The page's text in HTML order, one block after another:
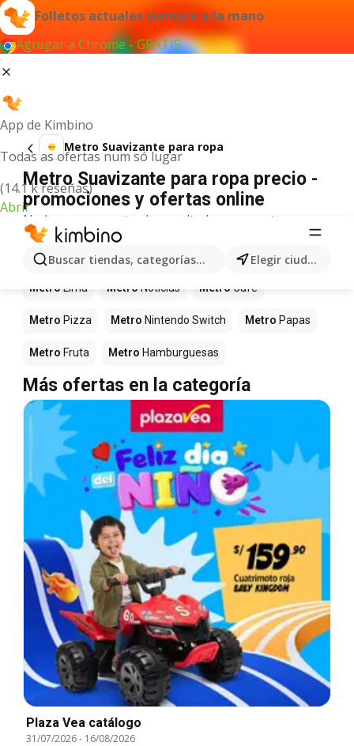
Folletos actuales siempre a la mano
Agregar a Chrome - GRATIS
App de Kimbino
Todas as ofertas num só lugar
(14.1 k reseñas)
Abrir
Buscar tiendas, categorías, productos... Elegir ciudad
Metro Suavizante para ropa
Metro Suavizante para ropa precio -
promociones y ofertas online
No hemos encontrado resultados para este
término.
Más productos en tiendas Metro
Metro Lima Metro Noticias Metro Café
Metro Pizza Metro Nintendo Switch Metro Papas
Metro Fruta Metro Hamburguesas
Más ofertas en la categoría
Plaza Vea catálogo
31/07/2026- 16/08/2026